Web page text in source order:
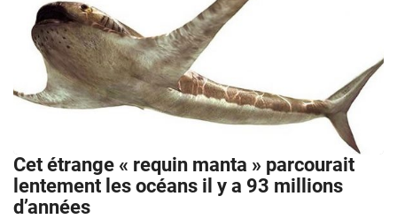
Cet étrange « requin manta » parcourait
lentement les océans il y a 93 millions
d’années